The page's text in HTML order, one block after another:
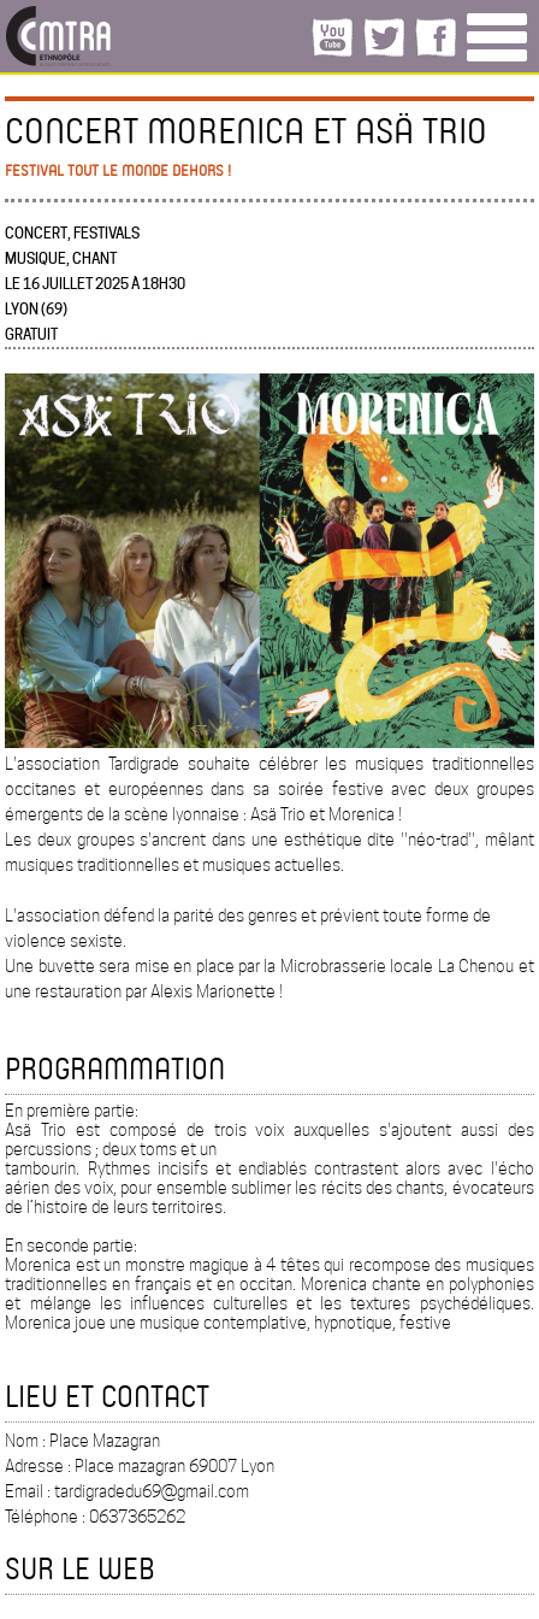
CONCERT MORENICA ET ASÄ TRIO
FESTIVAL TOUT LE MONDE DEHORS !
CONCERT, FESTIVALS
MUSIQUE, CHANT
LE 16 JUILLET 2025 À 18H30
LYON (69)
GRATUIT
L'association Tardigrade souhaite célébrer les musiques traditionnelles
occitanes et européennes dans sa soirée festive avec deux groupes
émergents de la scène lyonnaise : Asä Trio et Morenica !
Les deux groupes s'ancrent dans une esthétique dite ''néo-trad'', mêlant
musiques traditionnelles et musiques actuelles.
L'association défend la parité des genres et prévient toute forme de
violence sexiste.
Une buvette sera mise en place par la Microbrasserie locale La Chenou et
une restauration par Alexis Marionette !
PROGRAMMATION
En première partie:
Asä Trio est composé de trois voix auxquelles s'ajoutent aussi des
percussions ; deux toms et un
tambourin. Rythmes incisifs et endiablés contrastent alors avec l'écho
aérien des voix, pour ensemble sublimer les récits des chants, évocateurs
de l’histoire de leurs territoires.
En seconde partie:
Morenica est un monstre magique à 4 têtes qui recompose des musiques
traditionnelles en français et en occitan. Morenica chante en polyphonies
et mélange les influences culturelles et les textures psychédéliques.
Morenica joue une musique contemplative, hypnotique, festive
LIEU ET CONTACT
Nom : Place Mazagran
Adresse : Place mazagran 69007 Lyon
Email : tardigradedu69@gmail.com
Téléphone : 0637365262
SUR LE WEB